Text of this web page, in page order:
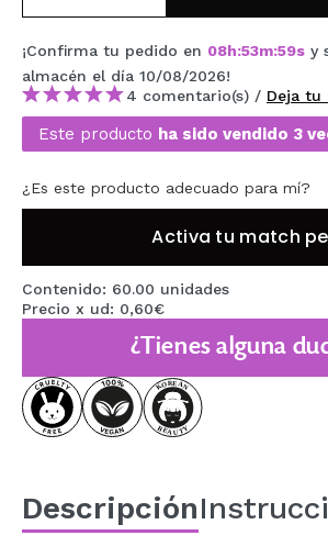
MAQUIFARMA
KOREA ZONE
TRAVEL SIZE
NATURE
OUTLET
¡HAN VUELTO!
PRÓXIMAMENTE
BLOG
¡Confirma tu pedido en 08h:53m:59s y
almacén el día 10/08/2026!
4 comentario(s) / Deja tu
Este producto ha sido vendido 3
¿Es este producto adecuado para mí?
Activa tu match
Contenido: 60.00 unidades
Precio x ud: 0,60€
¿Tienes alguna
Descripción